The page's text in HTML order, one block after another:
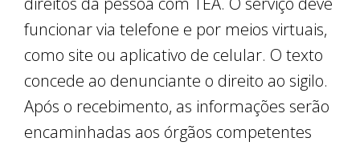
funcionar via telefone e por meios virtuais,
como site ou aplicativo de celular. O texto
concede ao denunciante o direito ao sigilo.
Após o recebimento, as informações serão
encaminhadas aos órgãos competentes